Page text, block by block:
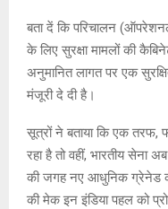
बता दें कि परिचालन
के लिए सुरक्षा मामलों की
अनुमानित लागत पर एक
मंजूरी दे दी है।
सूत्रों ने बताया कि एक
रहा है तो वहीं, भारतीय सेना
की जगह नए आधुनिक ग्रेनेड
की मेक इन इंडिया पहल को